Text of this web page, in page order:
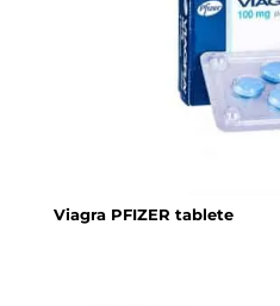
Viagra PFIZER tablete